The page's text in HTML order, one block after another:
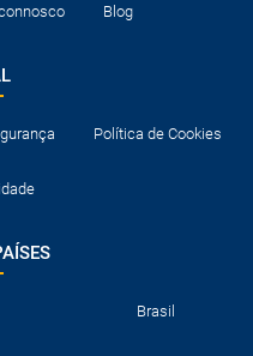
uma criança igual
Blog
Política de Cookies
Brasil